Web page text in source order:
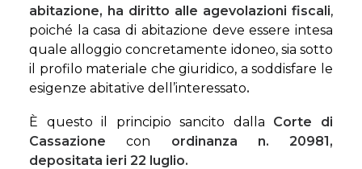
abitazione, ha diritto alle agevolazioni fiscali,
poiché la casa di abitazione deve essere intesa
quale alloggio concretamente idoneo, sia sotto
il profilo materiale che giuridico, a soddisfare le
esigenze abitative dell’interessato.
È questo il principio sancito dalla Corte di
Cassazione con ordinanza n. 20981,
depositata ieri 22 luglio.